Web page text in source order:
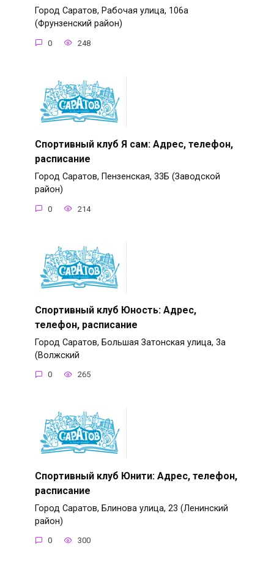
Город Саратов, Рабочая улица, 106а
(Фрунзенский район)
0 248
Спортивный клуб Я сам: Адрес, телефон,
расписание
Город Саратов, Пензенская, 33Б (Заводской
район)
0 214
Спортивный клуб Юность: Адрес,
телефон, расписание
Город Саратов, Большая Затонская улица, 3а
(Волжский
0 265
Спортивный клуб Юнити: Адрес, телефон,
расписание
Город Саратов, Блинова улица, 23 (Ленинский
район)
0 300